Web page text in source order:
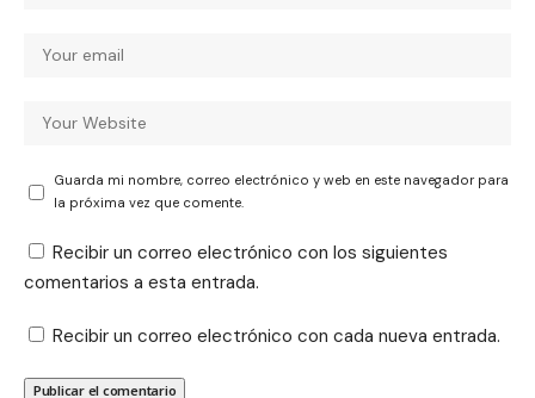
Guarda mi nombre, correo electrónico y web en este navegador para
la próxima vez que comente.
Recibir un correo electrónico con los siguientes
comentarios a esta entrada.
Recibir un correo electrónico con cada nueva entrada.